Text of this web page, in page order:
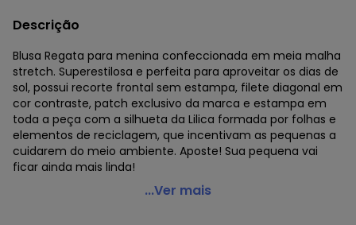
Descrição
Blusa Regata para menina confeccionada em meia malha
stretch. Superestilosa e perfeita para aproveitar os dias de
sol, possui recorte frontal sem estampa, filete diagonal em
cor contraste, patch exclusivo da marca e estampa em
toda a peça com a silhueta da Lilica formada por folhas e
elementos de reciclagem, que incentivam as pequenas a
cuidarem do meio ambiente. Aposte! Sua pequena vai
ficar ainda mais linda!
Lilica Ripilica - Regata Malha Menina Laranja
...Ver mais